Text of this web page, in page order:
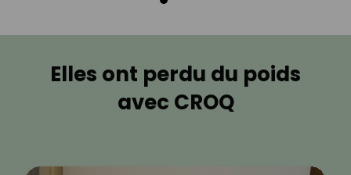
Elles ont perdu du poids
avec CROQ